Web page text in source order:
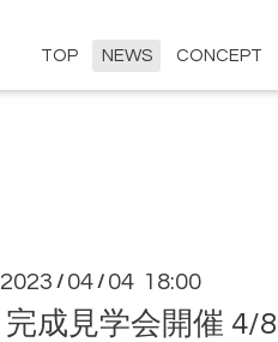
TOP NEWS CONCEPT
2023 / 04 / 04 18:00
完成見学会開催 4/